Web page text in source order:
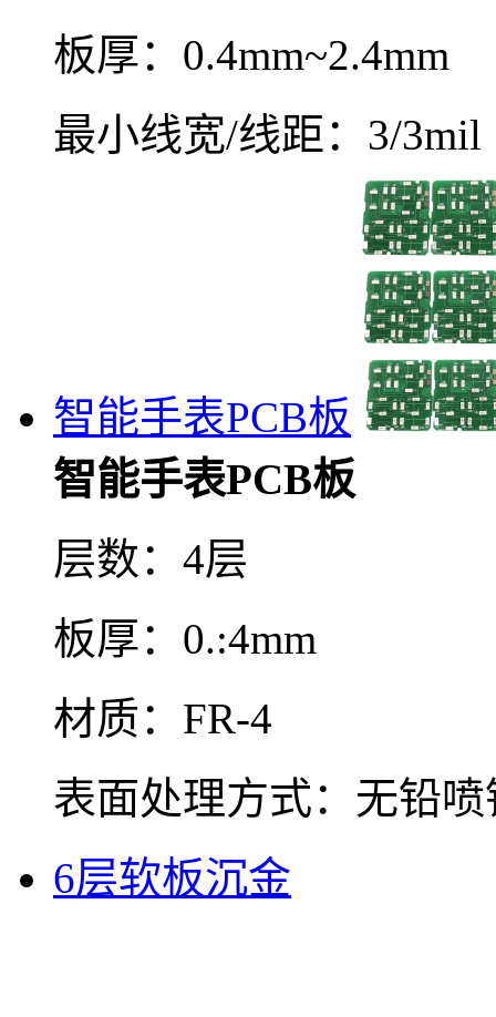
板厚：0.4mm~2.4mm
最小线宽/线距：3/3mil
智能手表PCB板
智能手表PCB板
层数：4层
板厚：0.:4mm
材质：FR-4
表面处理方式：无铅喷
6层软板沉金